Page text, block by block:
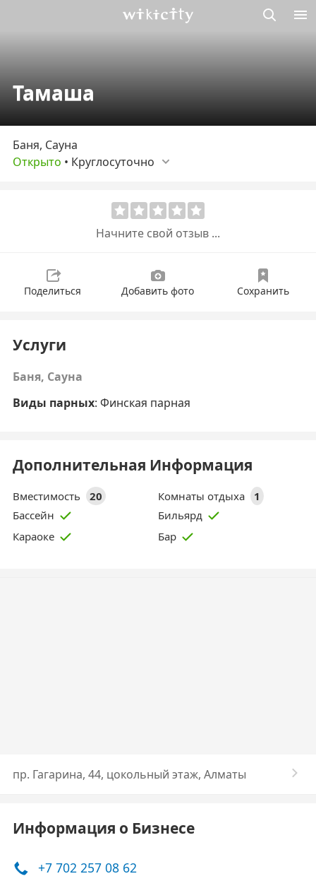
Тамаша
Баня, Сауна
Открыто • Круглосуточно
Начните свой отзыв ...
Поделиться Добавить фото Сохранить
Услуги
Баня, Сауна
Виды парных: Финская парная
Дополнительная Информация
Вместимость 20 Комнаты отдыха
1
Бассейн
Бильярд
Караоке
Бар
​пр. Гагарина, 44, ​цокольный этаж, Алматы
Информация о Бизнесе
+7 702 257 08 62